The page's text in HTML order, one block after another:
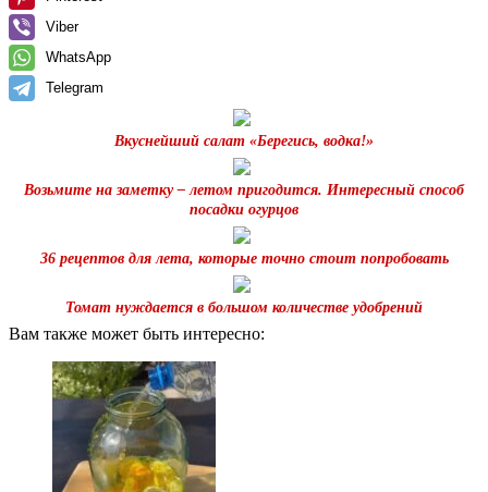
Viber
WhatsApp
Telegram
Вкуснейший салат «Берегись, водка!»
Возьмите на заметку – летом пригодится. Интересный способ
посадки огурцов
36 рецептов для лета, которые точно стоит попробовать
Томат нуждается в большом количестве удобрений
Вам также может быть интересно: